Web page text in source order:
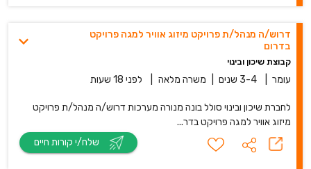
דרוש/ה מנהל/ת פרויקט מיזוג אוויר למגה פרויקט
בדרום
קבוצת שיכון ובינוי
עומר 3-4 שנים משרה מלאה לפני 18 שעות
לחברת שיכון ובינוי סולל בונה מנורה מערכות דרוש/ה מנהל/ת פרויקט
מיזוג אוויר למגה פרויקט בדר...